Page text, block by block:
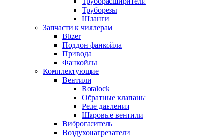
Труборезы
Шланги
Запчасти к чиллерам
Bitzer
Поддон фанкойла
Привода
Фанкойлы
Комплектующие
Вентили
Rotalock
Обратные клапаны
Реле давления
Шаровые вентили
Виброгаситель
Воздухонагреватели